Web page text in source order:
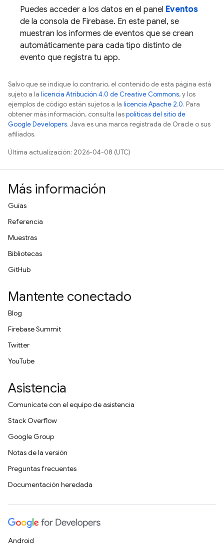
Puedes acceder a los datos en el panel Eventos
de la consola de Firebase. En este panel, se
muestran los informes de eventos que se crean
automáticamente para cada tipo distinto de
evento que registra tu app.
Salvo que se indique lo contrario, el contenido de esta página está
sujeto a la licencia Atribución 4.0 de Creative Commons, y los
ejemplos de código están sujetos a la licencia Apache 2.0. Para
obtener más información, consulta laspolíticas del sitio de
Google Developers. Java es una marca registrada de Oracle o sus
afiliados.
Última actualización: 2026-04-08 (UTC)
Más información
Guías
Referencia
Muestras
Bibliotecas
GitHub
Mantente conectado
Blog
Firebase Summit
Twitter
YouTube
Asistencia
Comunícate con el equipo de asistencia
Stack Overflow
Google Group
Notas de la versión
Preguntas frecuentes
Documentación heredada
Android